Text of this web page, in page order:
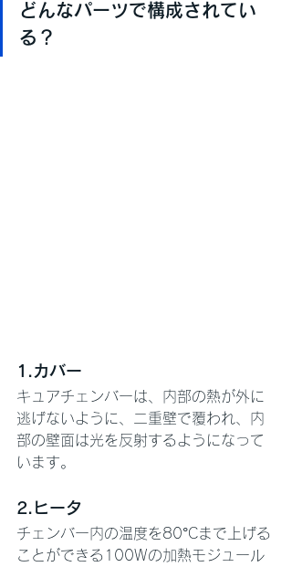
どんなパーツで構成されてい
る？
1.カバー
キュアチェンバーは、内部の熱が外に
逃げないように、二重壁で覆われ、内
部の壁面は光を反射するようになって
います。
2.ヒータ
チェンバー内の温度を80°Cまで上げる
ことができる100Wの加熱モジュール